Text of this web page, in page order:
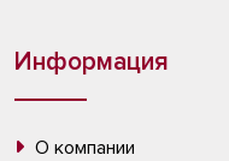
Информация
О компании